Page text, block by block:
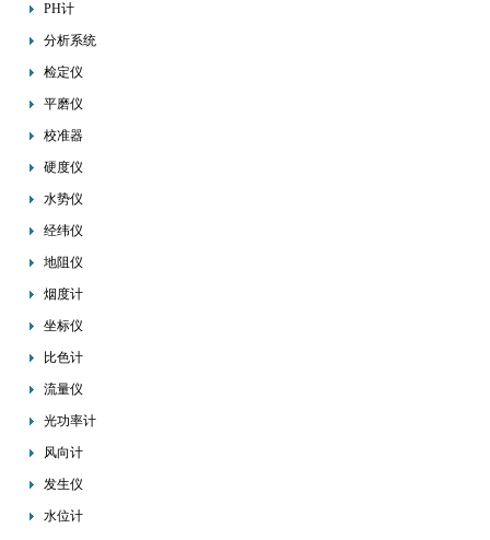
PH计
分析系统
检定仪
平磨仪
校准器
硬度仪
水势仪
经纬仪
地阻仪
烟度计
坐标仪
比色计
流量仪
光功率计
风向计
发生仪
水位计